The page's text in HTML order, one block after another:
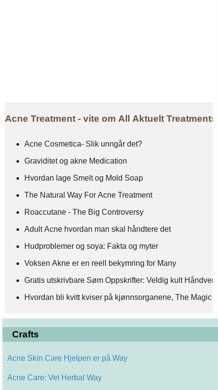
Acne Treatment - vite om All Aktuelt Treatments
Acne Cosmetica- Slik unngår det?
Graviditet og akne Medication
Hvordan lage Smelt og Mold Soap
The Natural Way For Acne Treatment
Roaccutane - The Big Controversy
Adult Acne hvordan man skal håndtere det
Hudproblemer og soya: Fakta og myter
Voksen Akne er en reell bekymring for Many
Gratis utskrivbare Søm Oppskrifter: Veldig kult
Hvordan bli kvitt kviser på kjønnsorganene, The Magic
Crafts
Acne Skin Care Hjelpen er på Way
Acne Care: Vet Herbal Way